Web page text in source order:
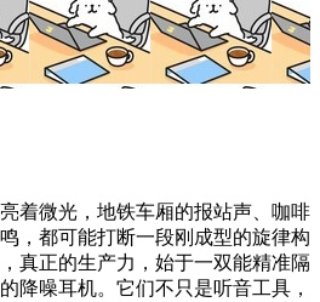
着微光，地铁车厢的报站声、咖啡
，都可能打断一段刚成型的旋律构
真正的生产力，始于一双能精准隔
降噪耳机。它们不只是听音工具，